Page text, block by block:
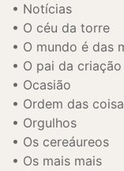
Notícias
O céu da torre
O mundo é das
O pai da criação
Ocasião
Ordem das
Orgulhos
Os cereáureos
Os mais mais